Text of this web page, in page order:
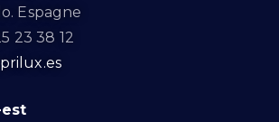
Espagne
23 38 12